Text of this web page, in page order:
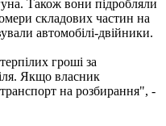
Також вони підробляли
складових частин на
автомобілі-двійники.
гроші за
Якщо власник
на розбирання", -